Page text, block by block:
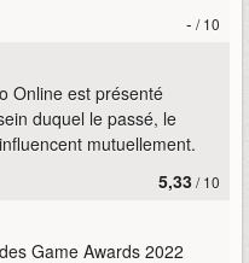
- / 10
Online est présenté
duquel le passé, le
mutuellement.
5,33/ 10
Game Awards 2022